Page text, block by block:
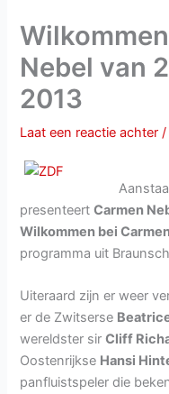
Nebel van
2013
Laat een reactie achter /
presenteertCarmen
Wilkommen bei
programma uit
Uiteraard zijn er weer
er de Zwitserse
wereldster sirCliff
Oostenrijkse Hansi
panfluistspeler die